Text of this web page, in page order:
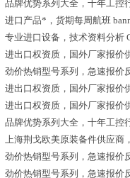
品牌优势系列大全，十年工控
进口产品*，货期每周航班
专业进口设备，技术资料分析
进出口权资质，国外厂家报价
劲价热销型号系列，急速报价
进出口权资质，国外厂家报价
进出口权资质，国外厂家报价
品牌优势系列大全，十年工控
上海荆戈欧美原装备件供应商
劲价热销型号系列，急速报价
劲价热销型号系列，急速报价